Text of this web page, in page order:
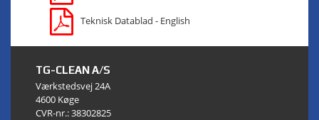
Teknisk Datablad - English
TG-CLEAN A/S
Værkstedsvej 24A
4600 Køge
CVR-nr.: 38302825